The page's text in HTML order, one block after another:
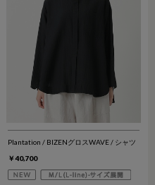
Plantation / BIZENグロスWAVE / シャツ
￥40,700